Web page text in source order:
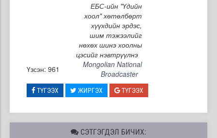
ЕБС-ийн "Үдийн
хоол" хөтөлбөрт
хүүхдийн эрдэс,
шим тэжээлийг
нөхөх шинэ хоолны
цэсийг нэвтрүүлнэ
Үзсэн: 961
Mongolian National
Broadcaster
ТҮГЭЭХ ЖИРГЭХ ТҮГЭЭХ
СЭТГЭГДЭЛ БИЧИХ: